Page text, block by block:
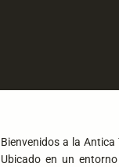
Bienvenidos a la
Ubicado en un